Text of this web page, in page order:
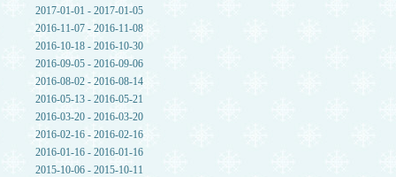
2017-01-01 - 2017-01-05
2016-11-07 - 2016-11-08
2016-10-18 - 2016-10-30
2016-09-05 - 2016-09-06
2016-08-02 - 2016-08-14
2016-05-13 - 2016-05-21
2016-03-20 - 2016-03-20
2016-02-16 - 2016-02-16
2016-01-16 - 2016-01-16
2015-10-06 - 2015-10-11